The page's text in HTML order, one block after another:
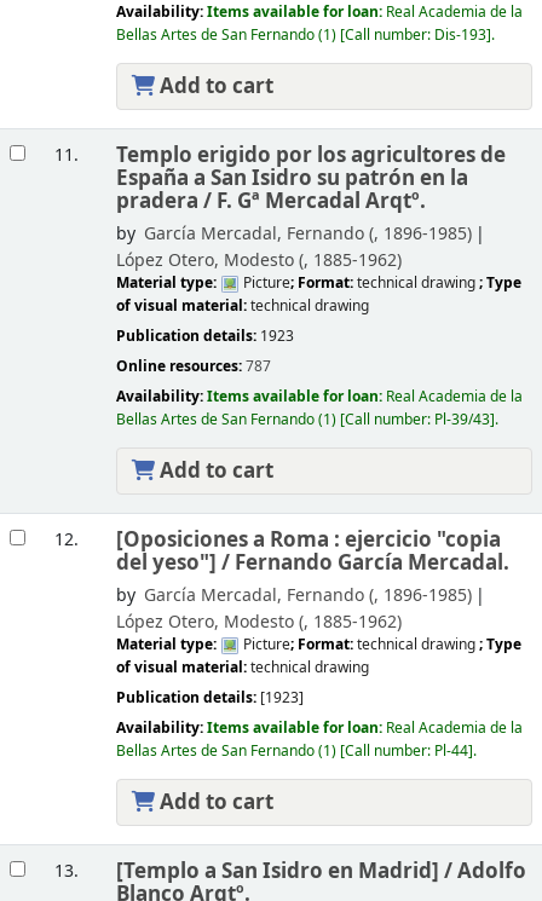
Availability:Items available for loan: Real Academia de la
Bellas Artes de San Fernando(1) Call number: Dis-193 .
Add to cart
11. Templo erigido por los agricultores de
España a San Isidro su patrón en la
pradera / F. Gª Mercadal Arqtº.
by García Mercadal, Fernando (, 1896-1985)
López Otero, Modesto (, 1885-1962)
Material type: Picture; Format:technical drawing; Type
of visual material:technical drawing
Publication details: 1923
Online resources:787
Availability:Items available for loan: Real Academia de la
Bellas Artes de San Fernando(1) Call number: Pl-39/43 .
Add to cart
12. [Oposiciones a Roma : ejercicio "copia
del yeso"] / Fernando García Mercadal.
by García Mercadal, Fernando (, 1896-1985)
López Otero, Modesto (, 1885-1962)
Material type: Picture; Format:technical drawing; Type
of visual material:technical drawing
Publication details: [1923]
Availability:Items available for loan: Real Academia de la
Bellas Artes de San Fernando(1) Call number: Pl-44 .
Add to cart
13. [Templo a San Isidro en Madrid] /Adolfo
Blanco Arqtº.